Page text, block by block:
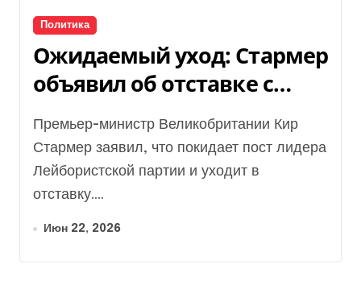
Политика
Ожидаемый уход: Стармер
объявил об отставке с
поста премьер-министра
Великобритании
Премьер-министр Великобритании Кир
Стармер заявил, что покидает пост лидера
Лейбористской партии и уходит в
отставку....
Июн 22, 2026